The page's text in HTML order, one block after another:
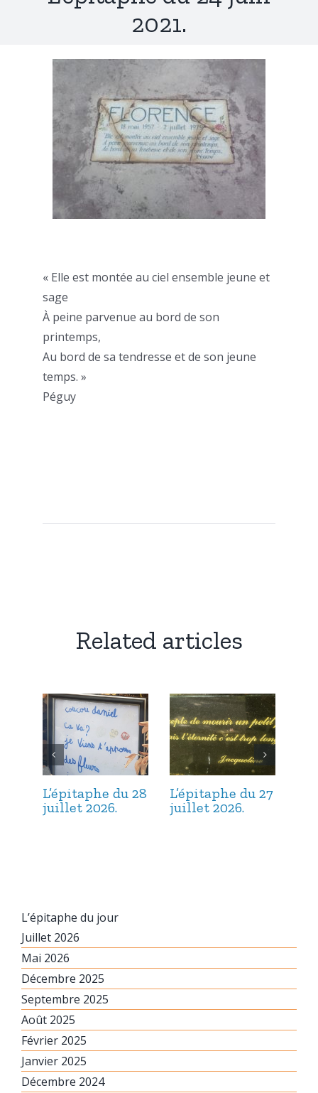
2021.
« Elle est montée au ciel ensemble jeune et
sage
À peine parvenue au bord de son
printemps,
Au bord de sa tendresse et de son jeune
temps. »
Péguy
Related articles
L’épitaphe du 28
juillet 2026.
L’épitaphe du 27
juillet 2026.
L’épitaphe du jour
Juillet 2026
Mai 2026
Décembre 2025
Septembre 2025
Août 2025
Février 2025
Janvier 2025
Décembre 2024